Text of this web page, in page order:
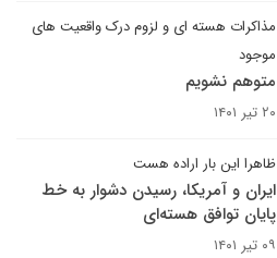
مذاکرات هسته ای و لزوم درک واقعیت های
موجود
متوهم نشویم
۲۰ تیر ۱۴۰۱
ظاهرا این بار اراده هست
ایران و آمریکا، رسیدن دشوار به خط
پایان توافق هسته‌ای
۰۹ تیر ۱۴۰۱